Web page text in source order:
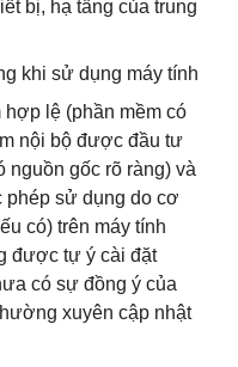
bị, hạ tầng của trung
khi sử dụng máy tính
hợp lệ (phần mềm có
nội bộ được đầu tư
nguồn gốc rõ ràng) và
phép sử dụng do cơ
có) trên máy tính
được tự ý cài đặt
có sự đồng ý của
xuyên cập nhật